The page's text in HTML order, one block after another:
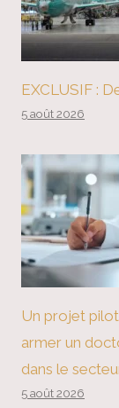
EXCLUSIF :
5 août 2026
Un projet
armer un
dans le
5 août 2026